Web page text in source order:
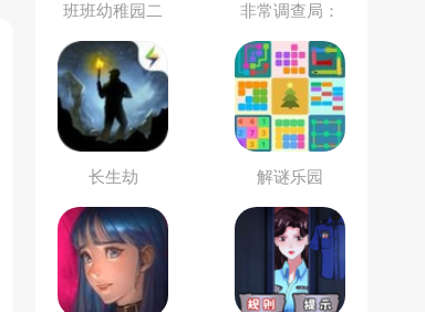
班班幼稚园二
章
非常调查局：
不灭
长生劫 解谜乐园